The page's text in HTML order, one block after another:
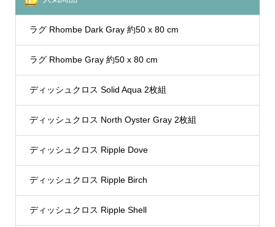
ラグ Rhombe Dark Gray 約50 x 80 cm
ラグ Rhombe Gray 約50 x 80 cm
ディッシュクロス Solid Aqua 2枚組
ディッシュクロス North Oyster Gray 2枚組
ディッシュクロス Ripple Dove
ディッシュクロス Ripple Birch
ディッシュクロス Ripple Shell